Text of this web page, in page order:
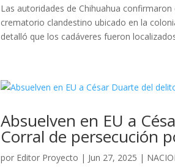
Las autoridades de Chihuahua
crematorio clandestino ubicado en la
detalló que los cadáveres fueron
Absuelven en EU a
Corral de persecución
por Editor Proyecto | Jun 27, 2025 |